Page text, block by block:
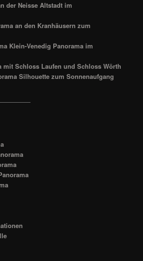
der Neisse Altstadt im
an den Kranhäusern zum
Klein-Venedig Panorama im
mit Schloss Laufen und Schloss Wörth
Silhouette zum Sonnenaufgang